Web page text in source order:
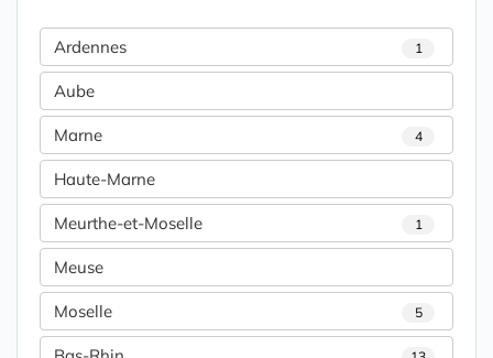
Ardennes 1
Aube
Marne 4
Haute-Marne
Meurthe-et-Moselle 1
Meuse
Moselle 5